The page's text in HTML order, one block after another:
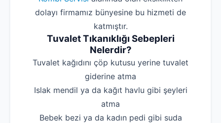
dolayı firmamız bünyesine bu hizmeti de
katmıştır.
Tuvalet Tıkanıklığı Sebepleri
Nelerdir?
‌Tuvalet kağıdını çöp kutusu yerine tuvalet
giderine atma
‌Islak mendil ya da kağıt havlu gibi şeyleri
atma
‌Bebek bezi ya da kadın pedi gibi suda